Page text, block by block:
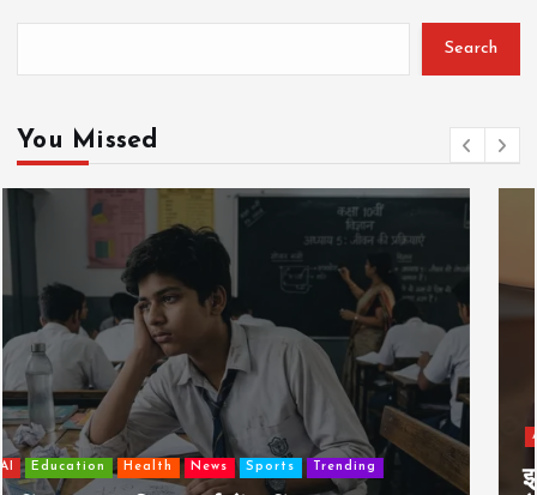
Search
You Missed
AI Education Lifestyle Mutual fund society Travel
झुग्गी में रहने वाला 10,000 कमाने वाले का बच्चा